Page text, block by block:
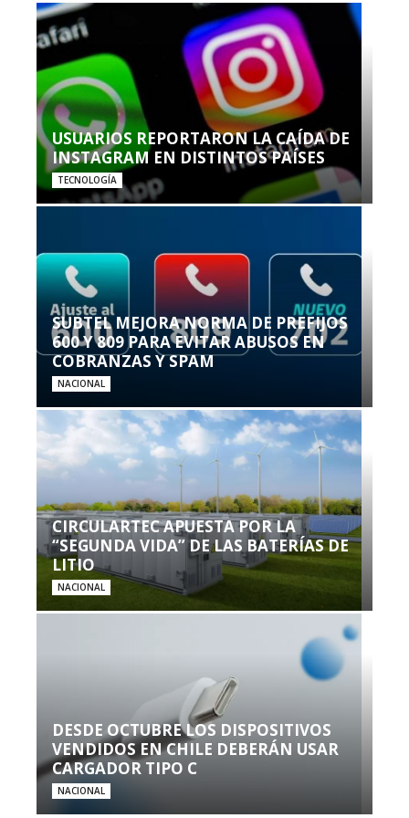
USUARIOS REPORTARON LA CAÍDA DE
INSTAGRAM EN DISTINTOS PAÍSES
TECNOLOGÍA
SUBTEL MEJORA NORMA DE PREFIJOS
600 Y 809 PARA EVITAR ABUSOS EN
COBRANZAS Y SPAM
NACIONAL
CIRCULARTEC APUESTA POR LA
“SEGUNDA VIDA” DE LAS BATERÍAS DE
LITIO
NACIONAL
DESDE OCTUBRE LOS DISPOSITIVOS
VENDIDOS EN CHILE DEBERÁN USAR
CARGADOR TIPO C
NACIONAL